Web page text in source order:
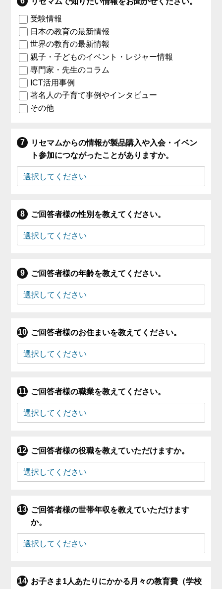
受験情報
日本の教育の最新情報
世界の教育の最新情報
親子・子どものイベント・レジャー情報
専門家・先生のコラム
ICT活用事例
著名人の子育て事例やインタビュー
その他
リセマムからの情報が製品購入や入会・イベン
ト参加につながったことがありますか。
ご回答者様の性別を教えてください。
ご回答者様の年齢を教えてください。
ご回答者様のお住まいを教えてください。
ご回答者様の職業を教えてください。
ご回答者様の役職を教えていただけますか。
ご回答者様の世帯年収を教えていただけます
か。
お子さま1人あたりにかかる月々の教育費（学校